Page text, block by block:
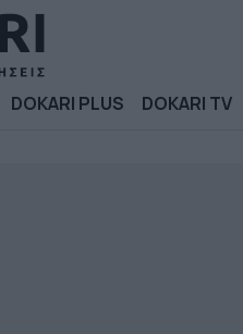
DOKARI PLUS DOKARI TV